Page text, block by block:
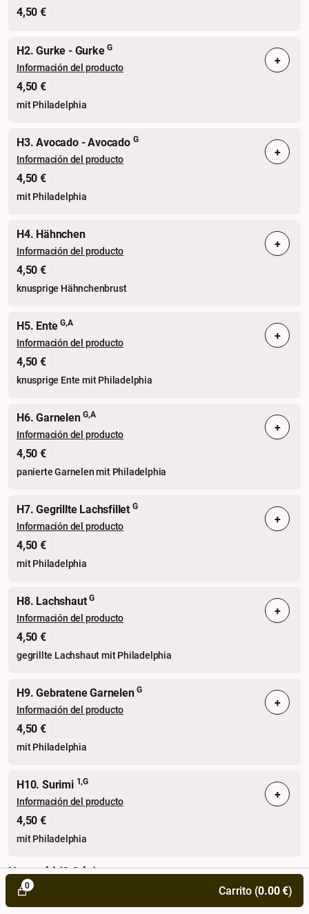
4,50 €
H2. Gurke - GurkeG
Información del producto
4,50 €
mit Philadelphia
+
H3. Avocado - Avocado G
Información del producto
4,50 €
mit Philadelphia
+
H4. Hähnchen
Información del producto
4,50 €
knusprige Hähnchenbrust
+
H5. EnteG,A
Información del producto
4,50 €
knusprige Ente mit Philadelphia
+
H6. GarnelenG,A
Información del producto
4,50 €
panierte Garnelen mit Philadelphia
+
H7. Gegrillte Lachsfillet G
Información del producto
4,50 €
mit Philadelphia
+
H8. LachshautG
Información del producto
4,50 €
gegrillte Lachshaut mit Philadelphia
+
H9. Gebratene GarnelenG
Información del producto
4,50 €
mit Philadelphia
+
H10. Surimi 1,G
Información del producto
4,50 €
mit Philadelphia
+
Uramaki (8 Stk.)
0 Carrito (0.00€)